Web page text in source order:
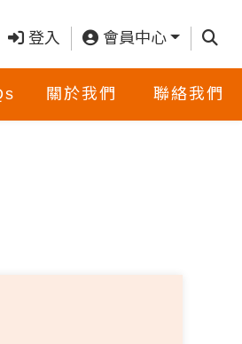
登入 會員中心 查詢
關於我們 聯絡我們